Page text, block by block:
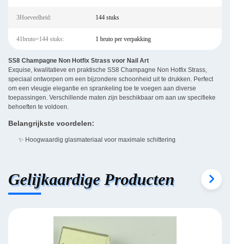
3Hoeveelheid: 144 stuks
41bruto=144 stuks: 1 bruto per verpakking
SS8 Champagne Non Hotfix Strass voor Nail Art
Exquise, kwalitatieve en praktische SS8 Champagne Non Hotfix Strass,
speciaal ontworpen om een bijzondere schoonheid uit te drukken. Perfect
om een vleugje elegantie en sprankeling toe te voegen aan diverse
toepassingen. Verschillende maten zijn beschikbaar om aan uw specifieke
behoeften te voldoen.
Belangrijkste voordelen:
✨ Hoogwaardig glasmateriaal voor maximale schittering
Gelijkaardige Producten